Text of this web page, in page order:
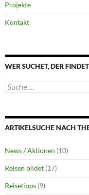
Projekte
Kontakt
WER SUCHET, DER FINDET
Suche
nach:
ARTIKELSUCHE NACH
News / Aktionen (10)
Reisen bildet (17)
Reisetipps (9)